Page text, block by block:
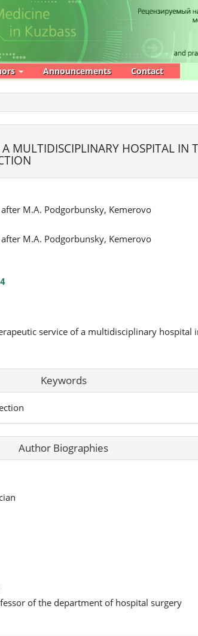
Announcements Contact
MULTIDISCIPLINARY HOSPITAL IN
M.A. Podgorbunsky, Kemerovo
M.A. Podgorbunsky, Kemerovo
service of a multidisciplinary hospital
Keywords
Author Biographies
of the department of hospital surgery